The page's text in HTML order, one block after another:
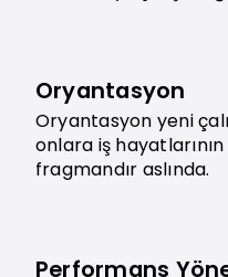
Oryantasyon
Oryantasyon yeni
onlara iş
fragmandır aslında.
Performans